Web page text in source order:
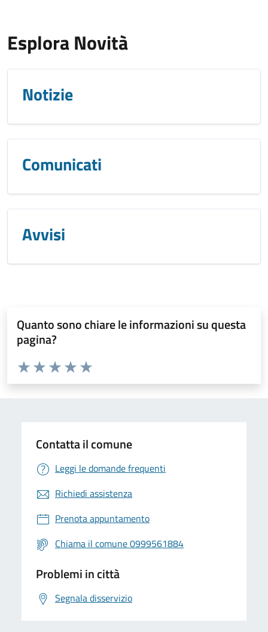
Esplora Novità
Notizie
Comunicati
Avvisi
Quanto sono chiare le informazioni su questa
pagina?
Valuta da 1 a 5 stelle la pagina
Valuta 5 stelle su 5
Valuta 4 stelle su 5
Valuta 3 stelle su 5
Valuta 2 stelle su 5
Valuta 1 stelle su 5
Contatta il comune
Leggi le domande frequenti
Richiedi assistenza
Prenota appuntamento
Chiama il comune 0999561884
Problemi in città
Segnala disservizio